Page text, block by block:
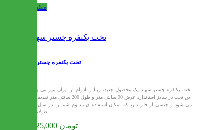
مشاهده
تخت یکنفره چستر سهند
تخت یکنفره چستر سهند یک محصول جدید، زیبا و بادوام از ایران میز می باشد.
این تخت در سایز استاندارد عرض 90 سانتی متر و طول 200 سانتی متر تقدیم شما
می شود و جنسی از فلز دارد که امکان استفاده ی مداوم شما را در سال های
10,125,000 تومان